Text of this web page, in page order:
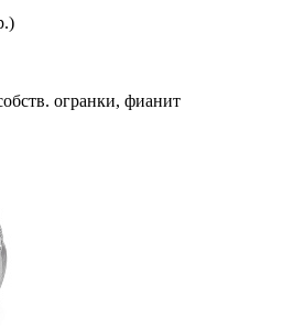
огранки, фианит